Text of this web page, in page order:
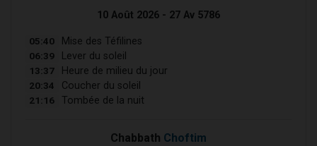
10 Août 2026 - 27 Av 5786
05:40 Mise des Téfilines
06:39 Lever du soleil
13:37 Heure de milieu du jour
20:34 Coucher du soleil
21:16 Tombée de la nuit
Chabbath Choftim